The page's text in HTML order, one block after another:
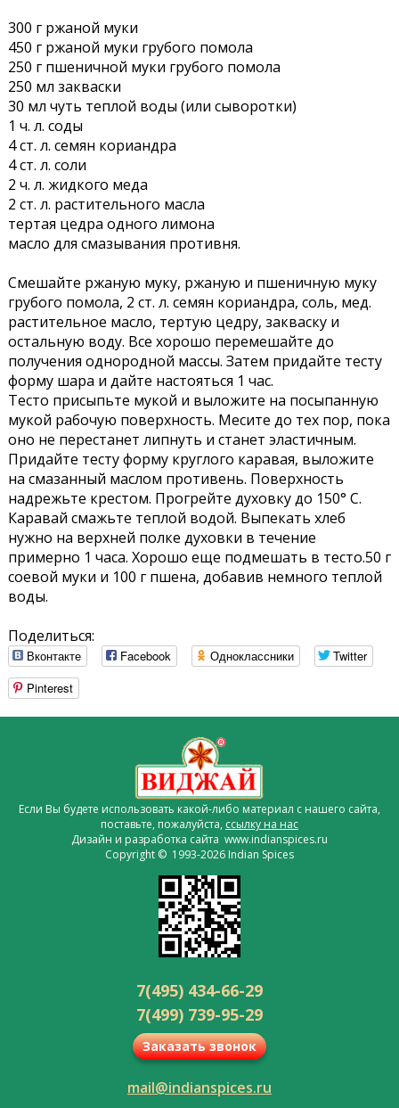
300 г ржаной муки
450 г ржаной муки грубого помола
250 г пшеничной муки грубого помола
250 мл закваски
30 мл чуть теплой воды (или сыворотки)
1 ч. л. соды
4 ст. л. семян кориандра
4 ст. л. соли
2 ч. л. жидкого меда
2 ст. л. растительного масла
тертая цедра одного лимона
масло для смазывания противня.
Смешайте ржаную муку, ржаную и пшеничную муку
грубого помола, 2 ст. л. семян кориандра, соль, мед.
растительное масло, тертую цедру, закваску и
остальную воду. Все хорошо перемешайте до
получения однородной массы. Затем придайте тесту
форму шара и дайте настояться 1 час.
Тесто присыпьте мукой и выложите на посыпанную
мукой рабочую поверхность. Месите до тех пор, пока
оно не перестанет липнуть и станет эластичным.
Придайте тесту форму круглого каравая, выложите
на смазанный маслом противень. Поверхность
надрежьте крестом. Прогрейте духовку до 150° С.
Каравай смажьте теплой водой. Выпекать хлеб
нужно на верхней полке духовки в течение
примерно 1 часа. Хорошо еще подмешать в тесто.50 г
соевой муки и 100 г пшена, добавив немного теплой
воды.
Поделиться:
Вконтакте Facebook Одноклассники
Twitter
Pinterest
Если Вы будете использовать какой-либо материал с нашего сайта,
поставьте, пожалуйста, ссылку на нас
Дизайн и разработка сайта www.indianspices.ru
Copyright © 1993-2026 Indian Spices
7(495) 434-66-29
7(499) 739-95-29
Заказать звонок
mail@indianspices.ru